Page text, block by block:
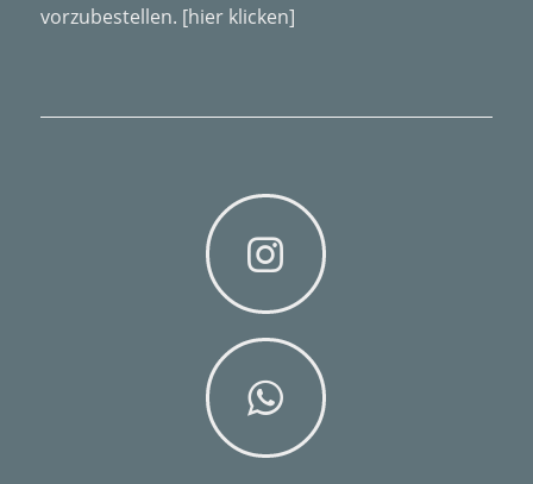
vorzubestellen. [hier klicken]